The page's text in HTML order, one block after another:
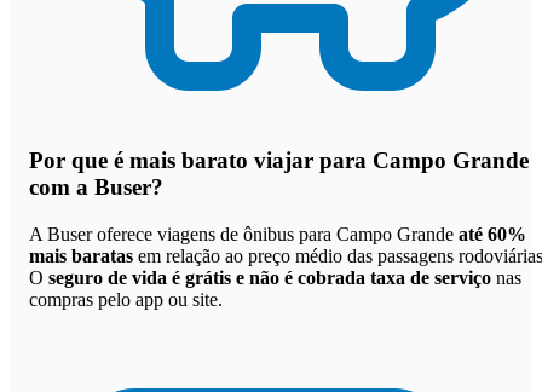
Por que é mais barato viajar para Campo Grande
com a Buser?
A Buser oferece viagens de ônibus para Campo Grande até 60%
mais baratas em relação ao preço médio das passagens
O seguro de vida é grátis e não é cobrada taxa de serviço nas
compras pelo app ou site.